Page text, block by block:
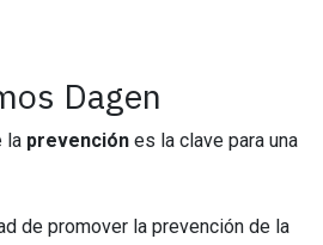
Dagen
la prevención es la clave para una
de promover la prevención de la